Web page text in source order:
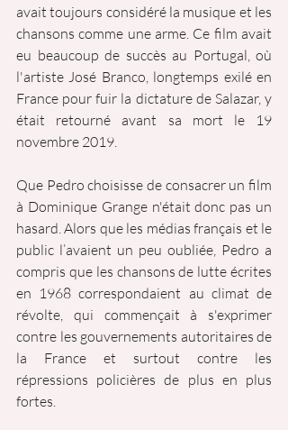
avait toujours considéré la musique et les
chansons comme une arme. Ce film avait
eu beaucoup de succès au Portugal, où
l'artiste José Branco, longtemps exilé en
France pour fuir la dictature de Salazar, y
était retourné avant sa mort le 19
novembre 2019.
Que Pedro choisisse de consacrer un film
à Dominique Grange n'était donc pas un
hasard. Alors que les médias français et le
public l’avaient un peu oubliée, Pedro a
compris que les chansons de lutte écrites
en 1968 correspondaient au climat de
révolte, qui commençait à s'exprimer
contre les gouvernements autoritaires de
la France et surtout contre les
répressions policières de plus en plus
fortes.